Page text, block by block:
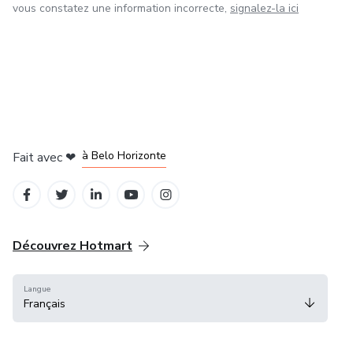
vous constatez une information incorrecte, signalez-la ici
Fait avec ❤ à Belo Horizonte
Découvrez Hotmart
Langue
Français